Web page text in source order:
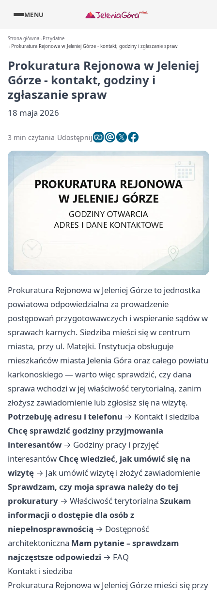
MENU
Strona główna
Przydatne
Prokuratura Rejonowa w Jeleniej Górze - kontakt, godziny i zgłaszanie spraw
Prokuratura Rejonowa w Jeleniej
Górze - kontakt, godziny i
zgłaszanie spraw
18 maja 2026
3 min czytania Udostępnij
Prokuratura Rejonowa w Jeleniej Górze to jednostka
powiatowa odpowiedzialna za prowadzenie
postępowań przygotowawczych i wspieranie sądów w
sprawach karnych. Siedziba mieści się w centrum
miasta, przy ul. Matejki. Instytucja obsługuje
mieszkańców miasta Jelenia Góra oraz całego powiatu
karkonoskiego — warto więc sprawdzić, czy dana
sprawa wchodzi w jej właściwość terytorialną, zanim
złożysz zawiadomienie lub zgłosisz się na wizytę.
Potrzebuję adresu i telefonu → Kontakt i siedziba
Chcę sprawdzić godziny przyjmowania
interesantów → Godziny pracy i przyjęć
interesantów Chcę wiedzieć, jak umówić się na
wizytę → Jak umówić wizytę i złożyć zawiadomienie
Sprawdzam, czy moja sprawa należy do tej
prokuratury → Właściwość terytorialna Szukam
informacji o dostępie dla osób z
niepełnosprawnością → Dostępność
architektoniczna Mam pytanie – sprawdzam
najczęstsze odpowiedzi → FAQ
Kontakt i siedziba
Prokuratura Rejonowa w Jeleniej Górze mieści się przy